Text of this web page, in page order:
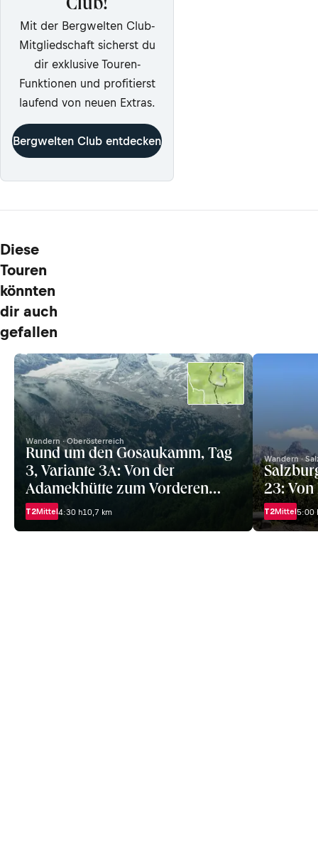
Club!
Mit der Bergwelten Club-
Mitgliedschaft sicherst du
dir exklusive Touren-
Funktionen und profitierst
laufend von neuen Extras.
Bergwelten Club entdecken
Diese
Touren
könnten
dir auch
gefallen
Wandern · Oberösterreich
Rund um den Gosaukamm, Tag
3, Variante 3A: Von der
Adamekhütte zum Vorderen
Gosausee
T2Mittel4:30 h10,7 km
Wandern ·
23: Von
T2Mittel5:00